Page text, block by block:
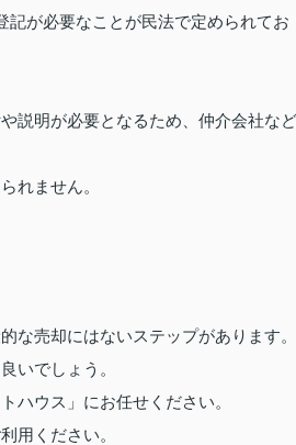
が必要なことが民法で定められてお
説明が必要となるため、仲介会社など
れません。
な売却にはないステップがあります。
いでしょう。
ハウス」にお任せください。
用ください。